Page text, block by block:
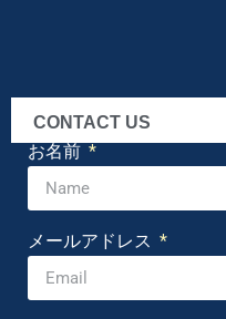
CONTACT US
お名前
メールアドレス